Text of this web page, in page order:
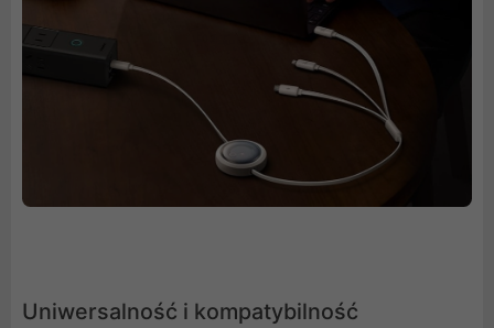
Uniwersalność i kompatybilność